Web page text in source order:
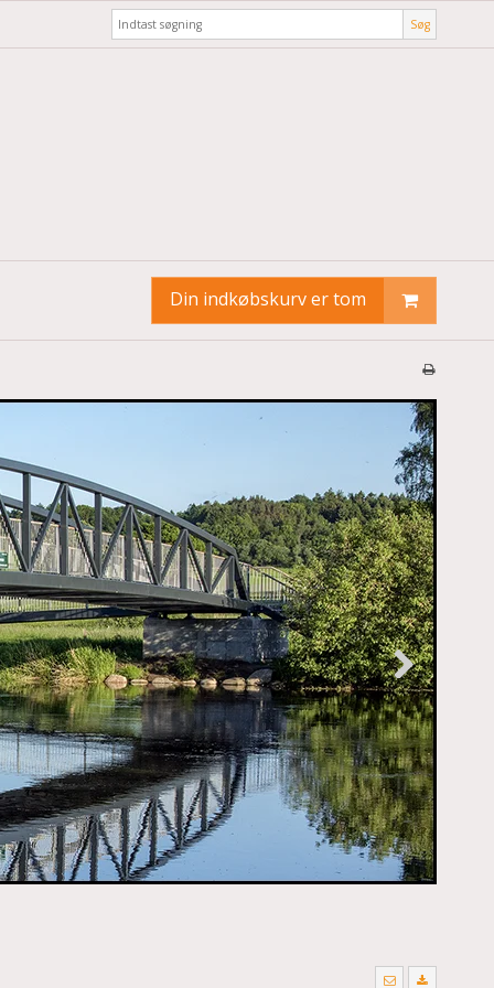
Søg
Din indkøbskurv er tom